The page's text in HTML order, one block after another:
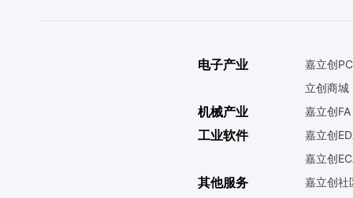
电子产业
嘉立创
立创商城
机械产业 嘉立创FA
工业软件
嘉立创
嘉立创
其他服务
嘉立创社